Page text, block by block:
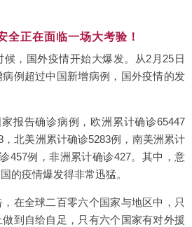
全正在面临一场大考验！
，国外疫情开始大爆发。从2月25日
例超过中国新增病例，国外疫情的发
报告确诊病例，欧洲累计确诊65447
北美洲累计确诊5283例，南美洲累计
457例，非洲累计确诊427。其中，意
的疫情爆发得非常迅猛。
在全球二百零六个国家与地区中，只
到自给自足，只有六个国家有对外援